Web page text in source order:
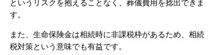
というリスクを抱えることなく、葬儀費用を捻出できま
す。
また、生命保険金は相続時に非課税枠があるため、相続
税対策という意味でも有益です。